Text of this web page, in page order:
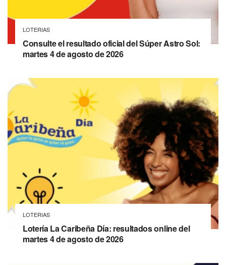
LOTERIAS
Consulte el resultado oficial del Súper Astro Sol:
martes 4 de agosto de 2026
LOTERIAS
Lotería La Caribeña Día: resultados online del
martes 4 de agosto de 2026